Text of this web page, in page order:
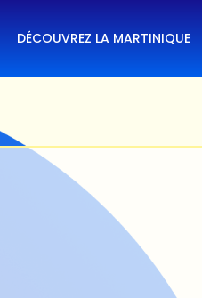
DÉCOUVREZ LA MARTINIQUE